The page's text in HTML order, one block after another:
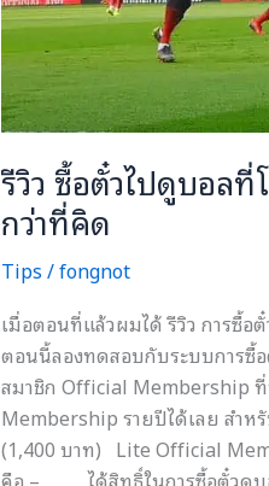
รีวิว ซื้อตั๋วไปดูบอล
กว่าที่คิด
Tips/fongnot
เมื่อตอนที่แล้วผมได้ รีวิว การซื้อ
ตอนนี้ลองทดสอบกับระบบการซื้
สมาชิก Official Membership
Membership รายปีได้เลย สำ
(1,400 บาท) Lite Official